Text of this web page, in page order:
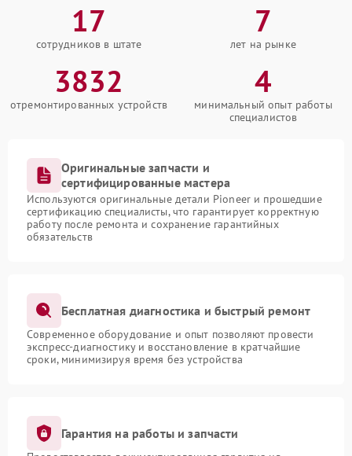
17
сотрудников в штате
7
лет на рынке
3832
отремонтированных устройств
4
минимальный опыт работы
специалистов
Оригинальные запчасти и
сертифицированные мастера
Используются оригинальные детали Pioneer и прошедшие
сертификацию специалисты, что гарантирует корректную
работу после ремонта и сохранение гарантийных
обязательств
Бесплатная диагностика и быстрый ремонт
Современное оборудование и опыт позволяют провести
экспресс-диагностику и восстановление в кратчайшие
сроки, минимизируя время без устройства
Гарантия на работы и запчасти